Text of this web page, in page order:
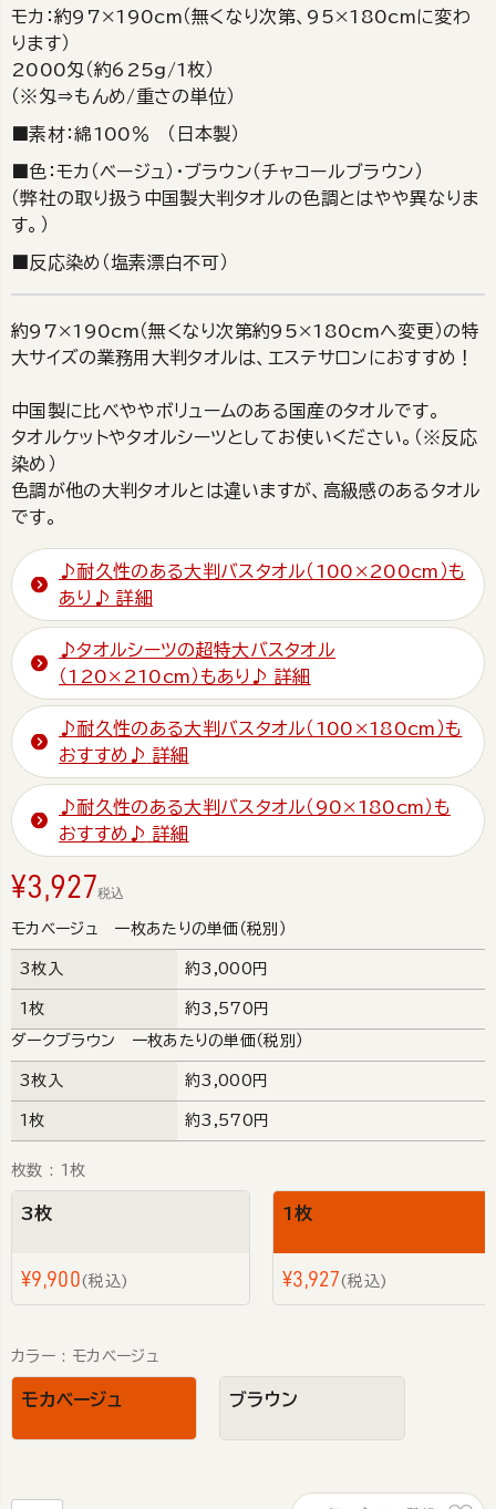
モカ：約97×190cm（無くなり次第、95×180cmに変わ
ります）
2000匁（約625g/1枚）
（※匁⇒もんめ/重さの単位）
■素材：綿100％ （日本製）
■色：モカ（ベージュ）・ブラウン（チャコールブラウン）
（弊社の取り扱う中国製大判タオルの色調とはやや異なりま
す。）
■反応染め（塩素漂白不可）
約97×190cm（無くなり次第約95×180cmへ変更）の特
大サイズの業務用大判タオルは、エステサロンにおすすめ！
中国製に比べややボリュームのある国産のタオルです。
タオルケットやタオルシーツとしてお使いください。（※反応
染め）
色調が他の大判タオルとは違いますが、高級感のあるタオル
です。
♪耐久性のある大判バスタオル（100×200cm）も
あり♪ 詳細
♪タオルシーツの超特大バスタオル
（120×210cm）もあり♪ 詳細
♪耐久性のある大判バスタオル（100×180cm）も
おすすめ♪ 詳細
♪耐久性のある大判バスタオル（90×180cm）も
おすすめ♪ 詳細
¥3,927税込
モカベージュ 一枚あたりの単価（税別）
3枚入 約3,000円
1枚 約3,570円
ダークブラウン 一枚あたりの単価（税別）
3枚入 約3,000円
1枚 約3,570円
枚数 1枚
3枚
¥9,900 税込
1枚
¥3,927 税込
カラー モカベージュ
モカベージュ ブラウン